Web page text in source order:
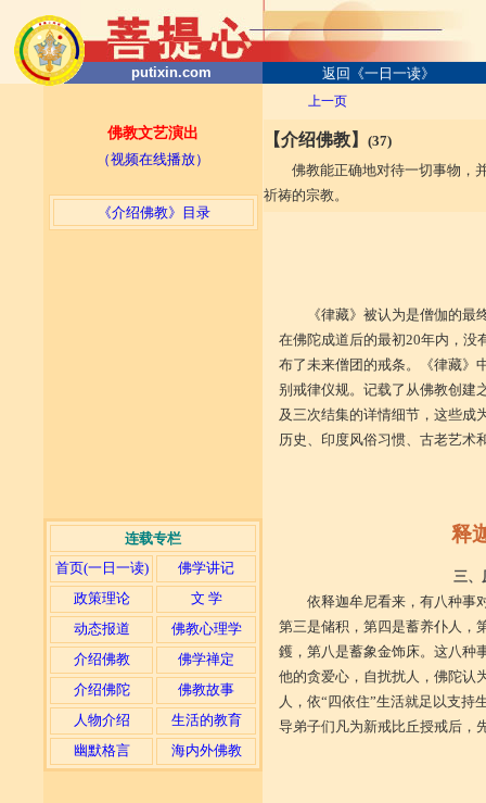
putixin.com 返回《一日一读》
佛教文艺演出
（视频在线播放）
连载专栏
首页(一日一读)
佛学讲记
政策理论
文 学
动态报道
佛教心理学
介绍佛教
佛学禅定
介绍佛陀
佛教故事
人物介绍
生活的教育
幽默格言
海内外佛教
上一页
【介绍佛教】 (37)
佛教能正确地对待一切事物，
祈祷的宗教。
《律藏》被认为是僧伽的
在佛陀成道后的最初20年内，没
布了未来僧团的戒条。《律藏》
别戒律仪规。记载了从佛教创建
及三次结集的详情细节，这些成
历史、印度风俗习惯、古老艺术
释
三
依释迦牟尼看来，有八种事
第三是储积，第四是蓄养仆人，
鑊，第八是蓄象金饰床。这八种
他的贪爱心，自扰扰人，佛陀认
人，依“四依住”生活就足以支持
导弟子们凡为新戒比丘授戒后，
《介绍佛教》目录